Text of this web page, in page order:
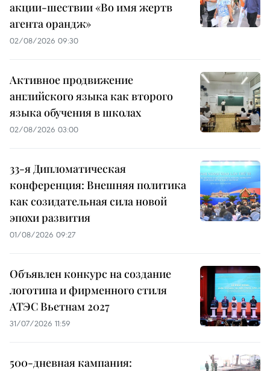
акции-шествии «Во имя жертв
агента орандж»
02/08/2026 09:30
Активное продвижение
английского языка как второго
языка обучения в школах
02/08/2026 03:00
33-я Дипломатическая
конференция: Внешняя политика
как созидательная сила новой
эпохи развития
01/08/2026 09:27
Объявлен конкурс на создание
логотипа и фирменного стиля
АТЭС Вьетнам 2027
31/07/2026 11:59
500-дневная кампания: